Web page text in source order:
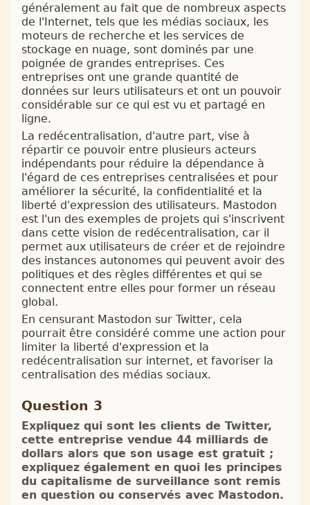
généralement au fait que de nombreux aspects
de l'Internet, tels que les médias sociaux, les
moteurs de recherche et les services de
stockage en nuage, sont dominés par une
poignée de grandes entreprises. Ces
entreprises ont une grande quantité de
données sur leurs utilisateurs et ont un pouvoir
considérable sur ce qui est vu et partagé en
ligne.
La redécentralisation, d'autre part, vise à
répartir ce pouvoir entre plusieurs acteurs
indépendants pour réduire la dépendance à
l'égard de ces entreprises centralisées et pour
améliorer la sécurité, la confidentialité et la
liberté d'expression des utilisateurs. Mastodon
est l'un des exemples de projets qui s'inscrivent
dans cette vision de redécentralisation, car il
permet aux utilisateurs de créer et de rejoindre
des instances autonomes qui peuvent avoir des
politiques et des règles différentes et qui se
connectent entre elles pour former un réseau
global.
En censurant Mastodon sur Twitter, cela
pourrait être considéré comme une action pour
limiter la liberté d'expression et la
redécentralisation sur internet, et favoriser la
centralisation des médias sociaux.
Question 3
Expliquez qui sont les clients de Twitter,
cette entreprise vendue 44 milliards de
dollars alors que son usage est gratuit ;
expliquez également en quoi les principes
du capitalisme de surveillance sont remis
en question ou conservés avec Mastodon.